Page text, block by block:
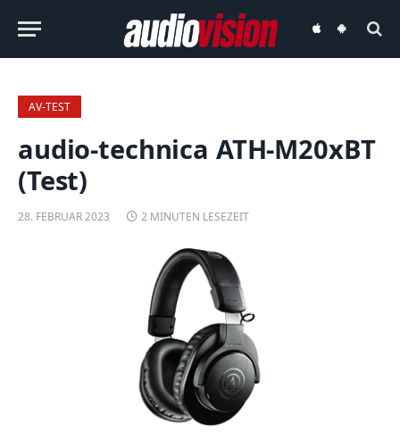
audiovisionaudiovision
AV-TEST
audio-technica ATH-M20xBT
(Test)
28. FEBRUAR 2023 2 MINUTEN LESEZEIT